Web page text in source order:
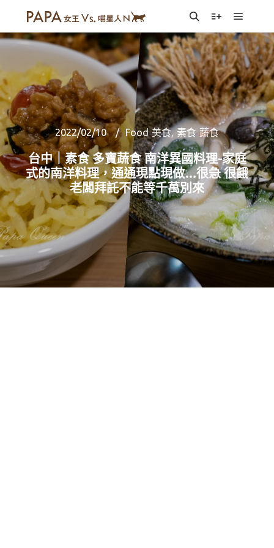
SearchMore info
Main
2022/02/10 Food 美食,素食 蔬食
台中｜素食 多寶蔬食 南洋異國料理-家庭
式的南洋料理，通通現點現做…很急 很餓
老闆拜託不能等千萬別來